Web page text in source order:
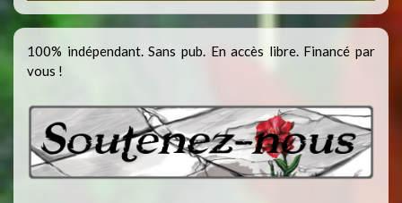
100% indépendant. Sans pub. En accès libre. Financé par
vous !